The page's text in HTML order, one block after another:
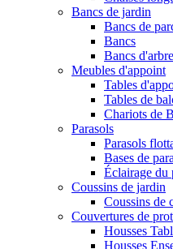
Bancs de jardin
Bancs de
Bancs
Bancs
Meubles d'appoint
Tables
Tables de
Chariots de
Parasols
Parasols
Bases de
Éclairage du
Coussins de jardin
Coussins de
Couvertures de
Housses
Housses